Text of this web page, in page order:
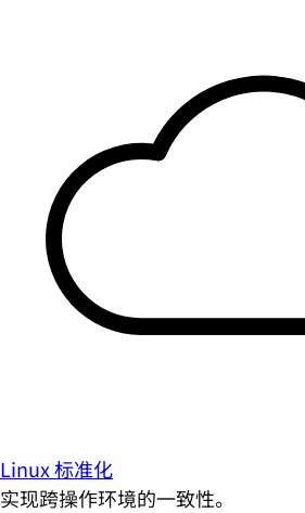
Linux 标准化
实现跨操作环境的一致性。